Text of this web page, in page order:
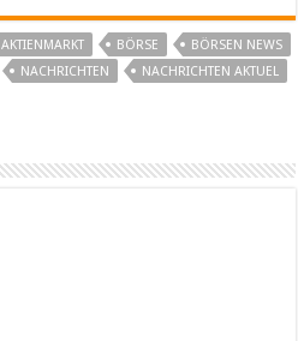
AKTIENMARKT BÖRSE
BÖRSEN NEWS
NACHRICHTEN
NACHRICHTEN AKTUEL